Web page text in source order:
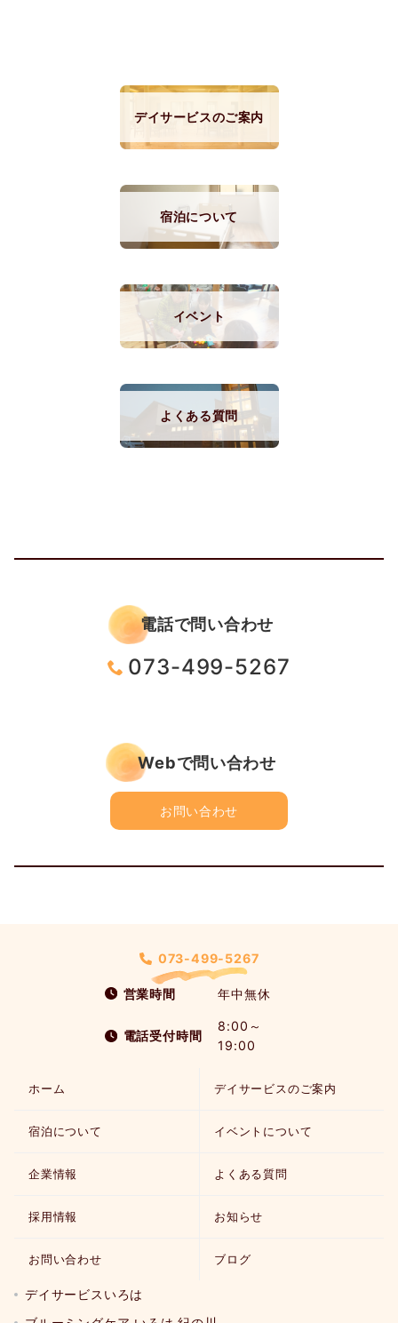
デイサービスのご案内
宿泊について
イベント
よくある質問
電話で問い合わせ
073-499-5267
Webで問い合わせ
お問い合わせ
073-499-5267
営業時間 年中無休
電話受付時間
8:00～
19:00
ホーム デイサービスのご案内
宿泊について イベントについて
企業情報 よくある質問
採用情報 お知らせ
お問い合わせ ブログ
デイサービスいろは